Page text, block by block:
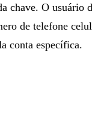
chave. O usuário
de telefone
conta específica.